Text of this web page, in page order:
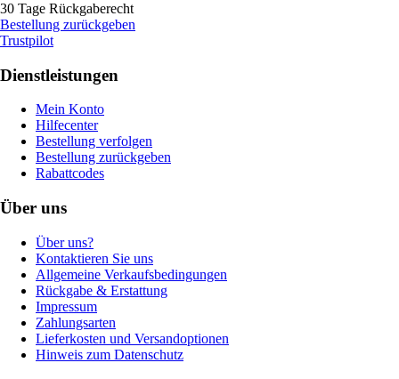
30 Tage Rückgaberecht
Bestellung zurückgeben
Trustpilot
Dienstleistungen
Mein Konto
Hilfecenter
Bestellung verfolgen
Bestellung zurückgeben
Rabattcodes
Über uns
Über uns?
Kontaktieren Sie uns
Allgemeine Verkaufsbedingungen
Rückgabe & Erstattung
Impressum
Zahlungsarten
Lieferkosten und Versandoptionen
Hinweis zum Datenschutz